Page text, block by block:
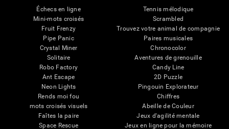
Échecs en ligne
Mini-mots croisés
Fruit Frenzy
Pipe Panic
Crystal Miner
Solitaire
Robo Factory
Ant Escape
Neon Lights
Rends moi fou
mots croisés visuels
Faîtes la paire
Space Rescue
Tennis mélodique
Scrambled
Trouvez votre animal de compagnie
Paires musicales
Chronocolor
Aventures de grenouille
Candy Line
2D Puzzle
Pingouin Explorateur
Chiffres
Abeille de Couleur
Jeux d'agilité mentale
Jeux en ligne pour la mémoire